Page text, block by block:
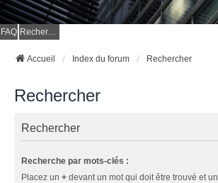
FAQ Rechercher
Accueil Index du forum Rechercher
Rechercher
Rechercher
Recherche par mots-clés :
Placez un + devant un mot qui doit être trouvé et un